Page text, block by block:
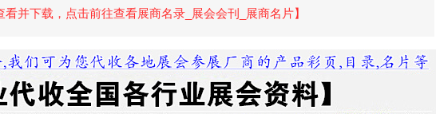
看并下载，点击前往查看展商名录_展会会刊_展商名片】